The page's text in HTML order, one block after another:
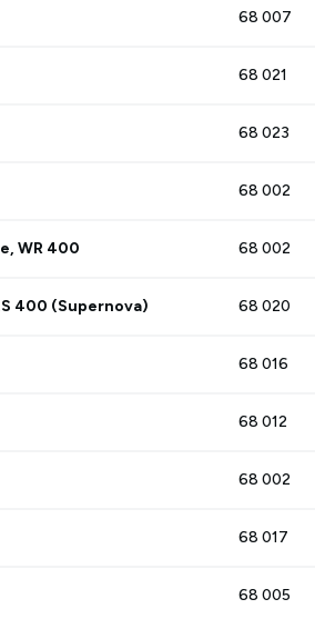
68 007
68 021
68 023
68 002
WR 400 68 002
400 (Supernova) 68 020
68 016
68 012
68 002
68 017
68 005